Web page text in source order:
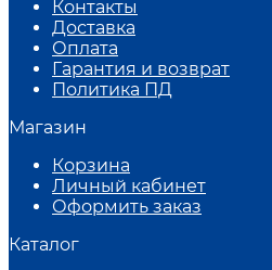
Контакты
Доставка
Оплата
Гарантия и возврат
Политика ПД
Магазин
Корзина
Личный кабинет
Оформить заказ
Каталог